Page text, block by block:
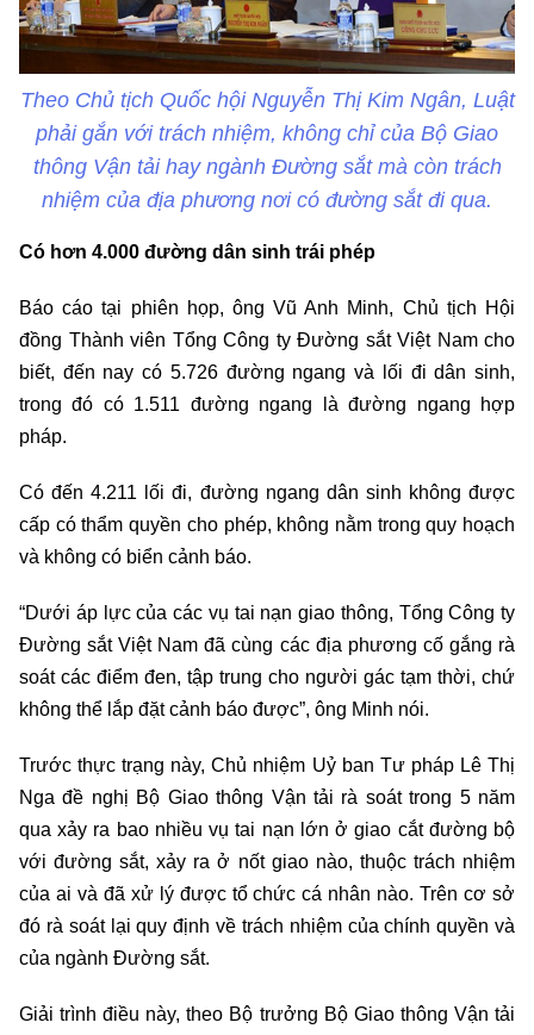
Theo Chủ tịch Quốc hội Nguyễn Thị Kim Ngân, Luật
phải gắn với trách nhiệm, không chỉ của Bộ Giao
thông Vận tải hay ngành Đường sắt mà còn trách
nhiệm của địa phương nơi có đường sắt đi qua.
Có hơn 4.000 đường dân sinh trái phép
Báo cáo tại phiên họp, ông Vũ Anh Minh, Chủ tịch Hội
đồng Thành viên Tổng Công ty Đường sắt Việt Nam cho
biết, đến nay có 5.726 đường ngang và lối đi dân sinh,
trong đó có 1.511 đường ngang là đường ngang hợp
pháp.
Có đến 4.211 lối đi, đường ngang dân sinh không được
cấp có thẩm quyền cho phép, không nằm trong quy hoạch
và không có biển cảnh báo.
“Dưới áp lực của các vụ tai nạn giao thông, Tổng Công ty
Đường sắt Việt Nam đã cùng các địa phương cố gắng rà
soát các điểm đen, tập trung cho người gác tạm thời, chứ
không thể lắp đặt cảnh báo được”, ông Minh nói.
Trước thực trạng này, Chủ nhiệm Uỷ ban Tư pháp Lê Thị
Nga đề nghị Bộ Giao thông Vận tải rà soát trong 5 năm
qua xảy ra bao nhiều vụ tai nạn lớn ở giao cắt đường bộ
với đường sắt, xảy ra ở nốt giao nào, thuộc trách nhiệm
của ai và đã xử lý được tổ chức cá nhân nào. Trên cơ sở
đó rà soát lại quy định về trách nhiệm của chính quyền và
của ngành Đường sắt.
Giải trình điều này, theo Bộ trưởng Bộ Giao thông Vận tải